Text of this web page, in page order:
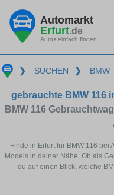
Automarkt
Erfurt.de
Autos einfach finden
❯ SUCHEN ❯ BMW
gebrauchte BMW 116
BMW 116
Finde in Erfurt für BMW 116 bei
Models in deiner Nähe. Ob als
du auf einen Blick, welche